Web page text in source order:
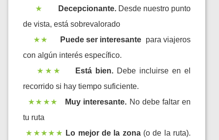
★
Decepcionante. Desde nuestro punto
de vista, está sobrevalorado
★★
Puede ser interesante para viajeros
con algún interés específico.
★★★
Está bien. Debe incluirse en el
recorrido si hay tiempo suficiente.
★★★★
Muy interesante. No debe faltar en
tu ruta
★★★★★ Lo mejor de la zona(o de la ruta).